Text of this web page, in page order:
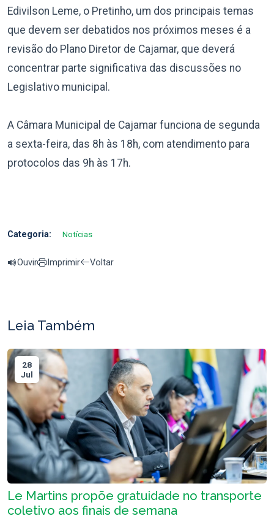
Edivilson Leme, o Pretinho, um dos principais temas
que devem ser debatidos nos próximos meses é a
revisão do Plano Diretor de Cajamar, que deverá
concentrar parte significativa das discussões no
Legislativo municipal.
A Câmara Municipal de Cajamar funciona de segunda
a sexta-feira, das 8h às 18h, com atendimento para
protocolos das 9h às 17h.
Categoria: Notícias
Ouvir Imprimir Voltar
Leia Também
28
Jul
Le Martins propõe gratuidade no transporte
coletivo aos finais de semana